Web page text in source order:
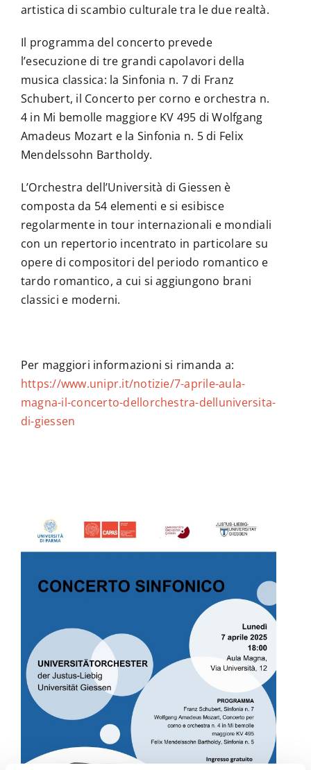
artistica di scambio culturale tra le due realtà.
Il programma del concerto prevede
l’esecuzione di tre grandi capolavori della
musica classica: la Sinfonia n. 7 di Franz
Schubert, il Concerto per corno e orchestra n.
4 in Mi bemolle maggiore KV 495 di Wolfgang
Amadeus Mozart e la Sinfonia n. 5 di Felix
Mendelssohn Bartholdy.
L’Orchestra dell’Università di Giessen è
composta da 54 elementi e si esibisce
regolarmente in tour internazionali e mondiali
con un repertorio incentrato in particolare su
opere di compositori del periodo romantico e
tardo romantico, a cui si aggiungono brani
classici e moderni.
Per maggiori informazioni si rimanda a:
https://www.unipr.it/notizie/7-aprile-aula-
magna-il-concerto-dellorchestra-delluniversita-
di-giessen